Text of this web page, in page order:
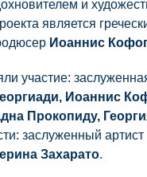
и
является
Иоаннис
участие:
Иоаннис
Прокопиду,
заслуженный артист
Захарато.